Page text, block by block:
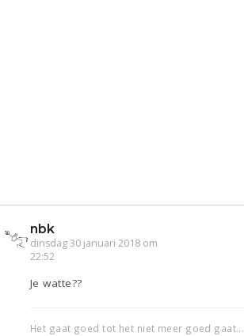
nbk
dinsdag 30 januari 2018 om
22:52
Je watte??
Het gaat goed tot het niet meer goed gaat...